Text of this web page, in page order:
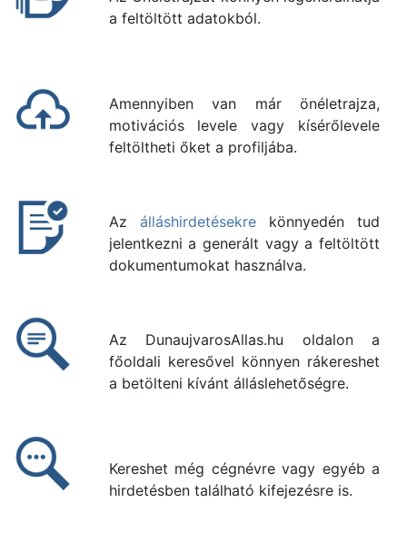
a feltöltött adatokból.
Amennyiben van már önéletrajza,
motivációs levele vagy kísérőlevele
feltöltheti őket a profiljába.
Az álláshirdetésekrekönnyedén tud
jelentkezni a generált vagy a feltöltött
dokumentumokat használva.
Az DunaujvarosAllas.hu oldalon a
főoldali keresővel könnyen rákereshet
a betölteni kívánt álláslehetőségre.
Kereshet még cégnévre vagy egyéb a
hirdetésben található kifejezésre is.